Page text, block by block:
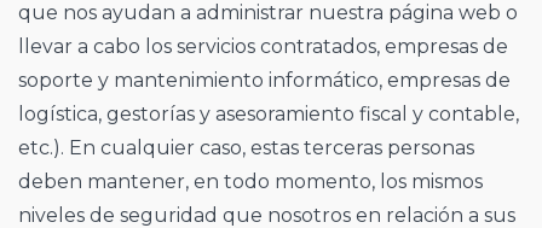
que nos ayudan a administrar nuestra página web o
llevar a cabo los servicios contratados, empresas de
soporte y mantenimiento informático, empresas de
logística, gestorías y asesoramiento fiscal y contable,
etc.). En cualquier caso, estas terceras personas
deben mantener, en todo momento, los mismos
niveles de seguridad que nosotros en relación a sus